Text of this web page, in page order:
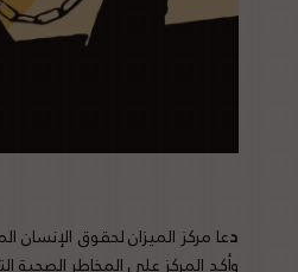
دعا مركز الميزان لحقوق
وأكد المركز على المخاطر الصحية